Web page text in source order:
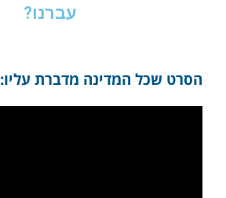
עברנו?
הסרט שכל המדינה מדברת עליו: